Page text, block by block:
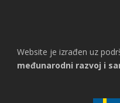
Website je izrađen uz
međunarodni razvoj i